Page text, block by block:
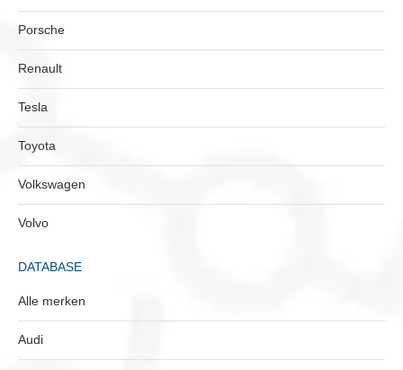
Porsche
Renault
Tesla
Toyota
Volkswagen
Volvo
DATABASE
Alle merken
Audi